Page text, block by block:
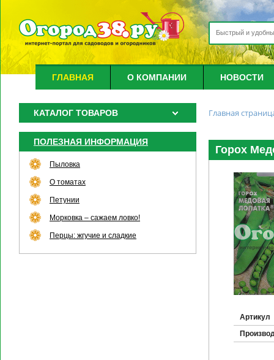
ГЛАВНАЯ О КОМПАНИИ НОВОСТИ
КАТАЛОГ ТОВАРОВ
ПОЛЕЗНАЯ ИНФОРМАЦИЯ
Пыловка
О томатах
Петунии
Морковка – сажаем ловко!
Перцы: жгучие и сладкие
Главная
Горох
Артикул